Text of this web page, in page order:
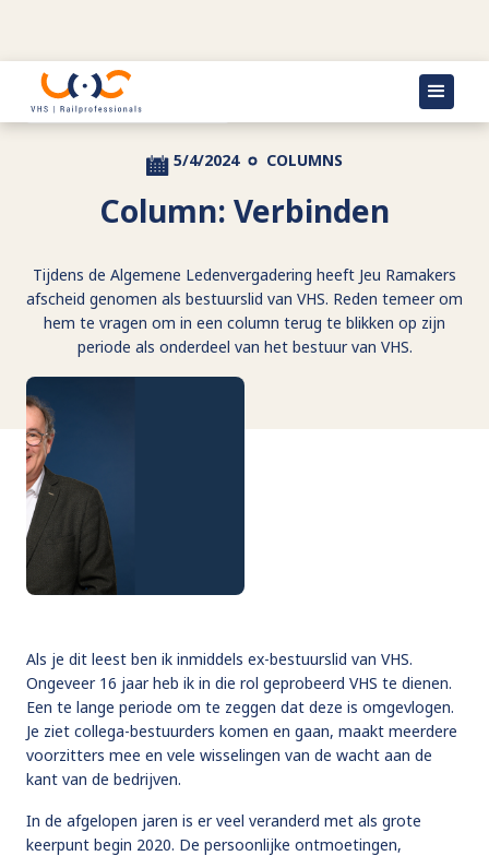
Terug naar actueel
5/4/2024 COLUMNS
Column: Verbinden
Tijdens de Algemene Ledenvergadering heeft Jeu Ramakers
afscheid genomen als bestuurslid van VHS. Reden temeer om
hem te vragen om in een column terug te blikken op zijn
periode als onderdeel van het bestuur van VHS.
Als je dit leest ben ik inmiddels ex-bestuurslid van VHS.
Ongeveer 16 jaar heb ik in die rol geprobeerd VHS te dienen.
Een te lange periode om te zeggen dat deze is omgevlogen.
Je ziet collega-bestuurders komen en gaan, maakt meerdere
voorzitters mee en vele wisselingen van de wacht aan de
kant van de bedrijven.
In de afgelopen jaren is er veel veranderd met als grote
keerpunt begin 2020. De persoonlijke ontmoetingen,